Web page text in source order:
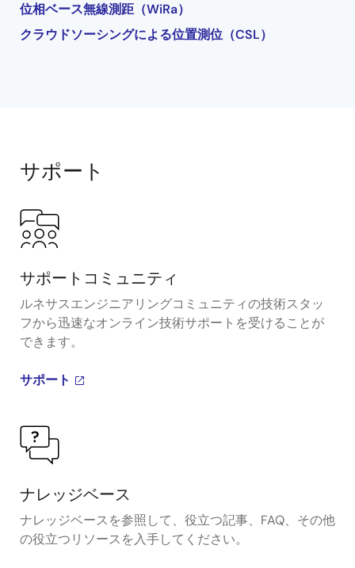
位相ベース無線測距（WiRa）
クラウドソーシングによる位置測位（CSL）
サポート
サポートコミュニティ
ルネサスエンジニアリングコミュニティの技術スタッ
フから迅速なオンライン技術サポートを受けることが
できます。
サポート
ナレッジベース
ナレッジベースを参照して、役立つ記事、FAQ、その他
の役立つリソースを入手してください。